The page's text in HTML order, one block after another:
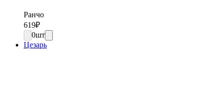
Ранчо
619₽
0шт
Цезарь